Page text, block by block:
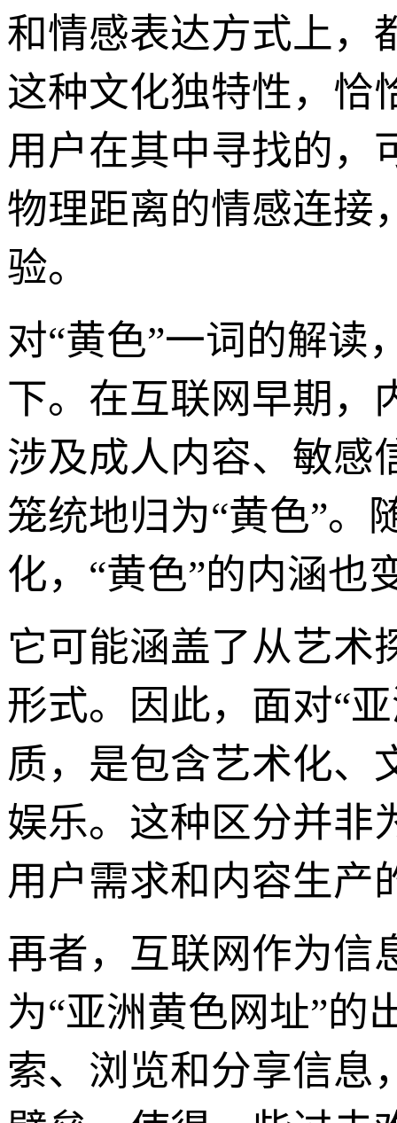
和情感表达方式上，
这种文化独特性，恰
用户在其中寻找的，
物理距离的情感连接
验。
对“黄色”一词的解读
下。在互联网早期，
涉及成人内容、敏感
笼统地归为“黄色”。
化，“黄色”的内涵也
它可能涵盖了从艺术
形式。因此，面对“
质，是包含艺术化、
娱乐。这种区分并非
用户需求和内容生产
再者，互联网作为信
为“亚洲黄色网址”的
索、浏览和分享信息